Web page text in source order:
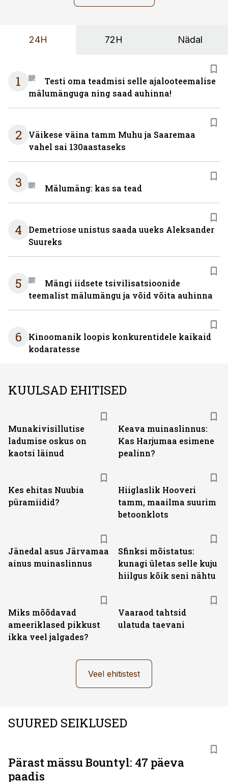
24H 72H Nädal
1
Testi oma teadmisi selle ajalooteemalise
mälumänguga ning saad auhinna!
2
Väikese väina tamm Muhu ja Saaremaa
vahel sai 130aastaseks
3 Mälumäng: kas sa tead
4
Demetriose unistus saada uueks Aleksander
Suureks
5
Mängi iidsete tsivilisatsioonide
teemalist mälumängu ja võid võita auhinna
6
Kinoomanik loopis konkurentidele kaikaid
kodaratesse
KUULSAD EHITISED
Munakivisillutise
ladumise oskus on
kaotsi läinud
Keava muinaslinnus:
Kas Harjumaa esimene
pealinn?
Kes ehitas Nuubia
püramiidid?
Hiiglaslik Hooveri
tamm, maailma suurim
betoonklots
Jänedal asus Järvamaa
ainus muinaslinnus
Sfinksi mõistatus:
kunagi ületas selle kuju
hiilgus kõik seni nähtu
Miks mõõdavad
ameeriklased pikkust
ikka veel jalgades?
Vaaraod tahtsid
ulatuda taevani
Veel ehitistest
SUURED SEIKLUSED
Pärast mässu Bountyl: 47 päeva
paadis